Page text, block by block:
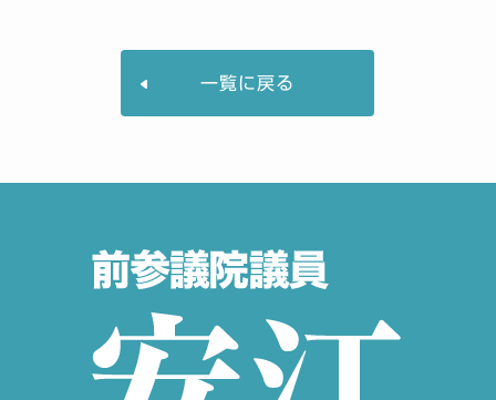
一覧に戻る